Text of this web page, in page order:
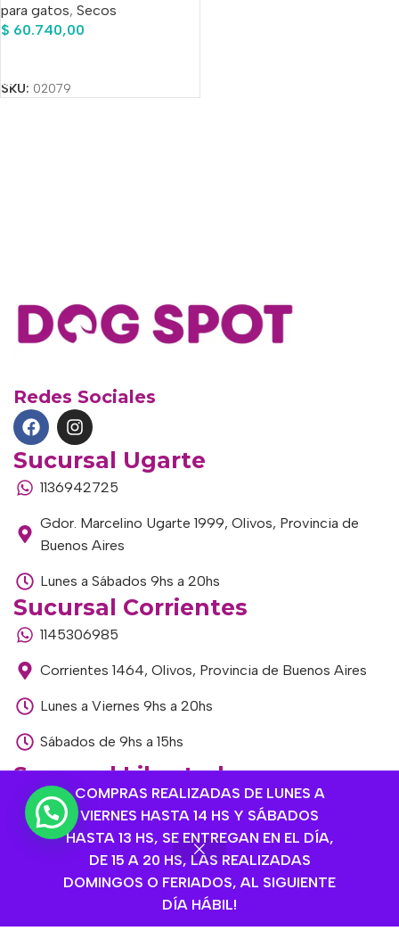
COMPRAS REALIZADAS DE LUNES A
VIERNES HASTA 14 HS Y SÁBADOS
HASTA 13 HS, SE ENTREGAN EN EL DÍA,
DE 15 A 20 HS, LAS REALIZADAS
DOMINGOS O FERIADOS, AL SIGUIENTE
DÍA HÁBIL!
para gatos, Secos
$ 60.740,00
SKU: 02079
Redes Sociales
Sucursal Ugarte
1136942725
Gdor. Marcelino Ugarte 1999, Olivos, Provincia de
Buenos Aires
Lunes a Sábados 9hs a 20hs
Sucursal Corrientes
1145306985
Corrientes 1464, Olivos, Provincia de Buenos Aires
Lunes a Viernes 9hs a 20hs
Sábados de 9hs a 15hs
Sucursal Libertador
1168893524
Av. del Libertador 1915, Vte. López, Provincia de
Buenos Aires
Lunes a Viernes de 9hs a 13hs / 16hs a 20hs
Sábados de 9hs a 15hs